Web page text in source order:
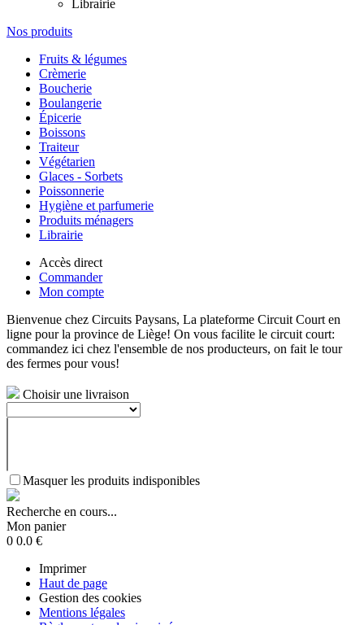
Librairie
Nos produits
Fruits & légumes
Crèmerie
Boucherie
Boulangerie
Épicerie
Boissons
Traiteur
Végétarien
Glaces - Sorbets
Poissonnerie
Hygiène et parfumerie
Produits ménagers
Librairie
Accès direct
Commander
Mon compte
Bienvenue chez Circuits Paysans, La plateforme Circuit Court en
ligne pour la province de Liège! On vous facilite le circuit court:
commandez ici chez l'ensemble de nos producteurs, on fait le tour
des fermes pour vous!
Choisir une livraison
Masquer les produits indisponibles
Recherche en cours...
Mon panier
0 0.0 €
Imprimer
Haut de page
Gestion des cookies
Mentions légales